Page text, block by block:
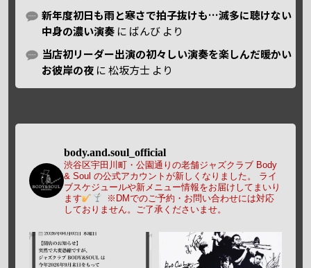
新年度初日も雨と寒さで拍子抜けも…滅多に聴けない
中身の濃い演奏 に ばんび より
当店初リーダー出演の初々しい演奏を楽しんだ暖かい
お彼岸の夜 に松坂方士 より
body.and.soul_official
渋谷区宇田川町・公園通りの老舗ジャズクラブ Body
& Soul の公式アカウントが新しくなりました。
ライ
ブスケジュールや新メニュー情報をお届けしてまいり
ます
※DMでのご予約・お問い合わせには対応
しておりません。ご了承くださいませ。